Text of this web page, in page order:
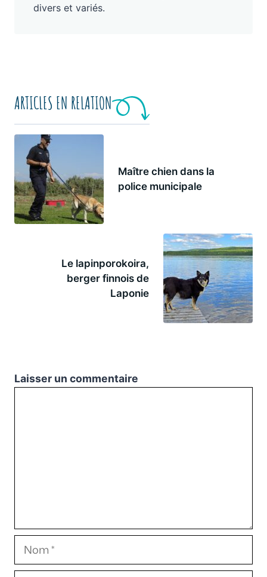
divers et variés.
ARTICLES EN RELATION
Maître chien dans la
police municipale
Le lapinporokoira,
berger finnois de
Laponie
Laisser un commentaire
Nom